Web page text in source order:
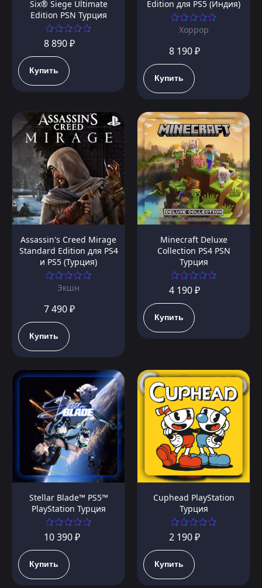
Six® Siege Ultimate
Edition PSN Турция
8 890 ₽
Купить
Edition для PS5 (Индия)
Хоррор
8 190 ₽
Купить
Assassin's Creed Mirage
Standard Edition для PS4
и PS5 (Турция)
Экшн
7 490 ₽
Купить
Minecraft Deluxe
Collection PS4 PSN
Турция
4 190 ₽
Купить
Stellar Blade™ PS5™
PlayStation Турция
10 390 ₽
Купить
Cuphead PlayStation
Турция
2 190 ₽
Купить